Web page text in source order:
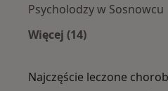
Psycholodzy w Sosnowcu
Więcej (14)
Najczęście leczone